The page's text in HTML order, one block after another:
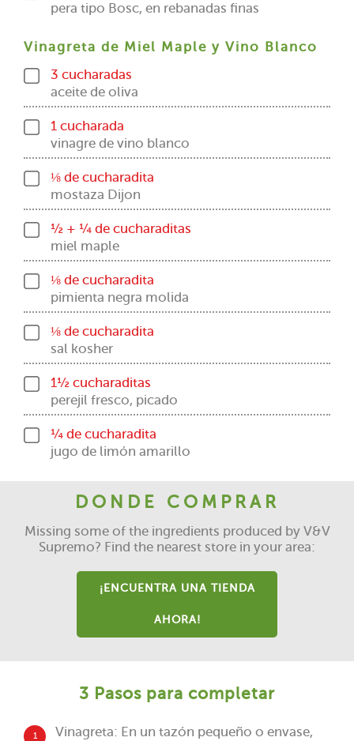
pera tipo Bosc, en rebanadas finas
Vinagreta de Miel Maple y Vino Blanco
3 cucharadas
aceite de oliva
1 cucharada
vinagre de vino blanco
⅛ de cucharadita
mostaza Dijon
½ + ¼ de cucharaditas
miel maple
⅛ de cucharadita
pimienta negra molida
⅛ de cucharadita
sal kosher
1½ cucharaditas
perejil fresco, picado
¼ de cucharadita
jugo de limón amarillo
DONDE COMPRAR
Missing some of the ingredients produced by V&V
Supremo? Find the nearest store in your area:
¡ENCUENTRA UNA TIENDA
AHORA!
3 Pasos para completar
1 Vinagreta: En un tazón pequeño o envase,